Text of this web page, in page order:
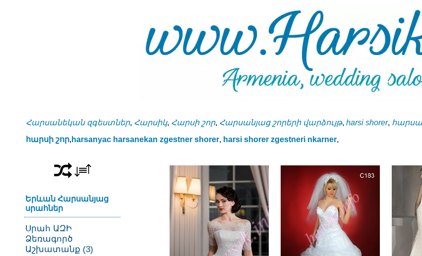
Հարսանեկան զգեստներ, Հարսիկ, Հարսի շոր, Հարսանյաց շորերի վարձույթ, harsi shorer,
հարսի շոր, harsanyac harsanekan zgestner shorer, harsi shorer zgestneri nkarner,
Երևան Հարսանյաց
սրահներ
Սրահ ԱԶԻ
Ձեռագործ
Աշխատանք (3)